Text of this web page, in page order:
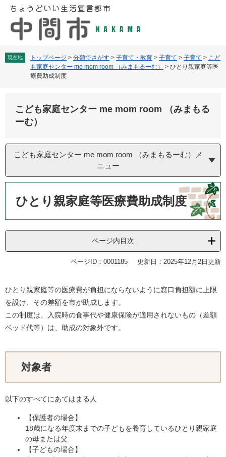
現在地 トップページ > 分類でさがす > 子育て・教育 > 子育て > 子育て > こど
も家庭センター me mom room （みまもるーむ）
> ひとり親家庭等医
療費助成制度
こども家庭センター me mom room （みまもる
ーむ）
こども家庭センター me mom room （みまもるーむ）メ
ニュー
ひとり親家庭等医療費助成制度
ページ内目次
ページID：0001185 更新日：2025年12月2日更新
ひとり親家庭等の医療費が負担にならないように窓口負担額に上限
を設け、その差額を市が助成します。
この制度は、入院時の食事代や健康保険が適用されないもの（差額
ベッド代等）は、助成の対象外です。
対象者
​以下のすべてにあてはまる人
【保護者の場合】
18歳になる年度末までの子どもを養育しているひとり親家庭
の母または父
【子どもの場合】